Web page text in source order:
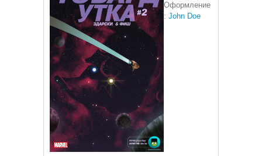
Оформление
: John Doe